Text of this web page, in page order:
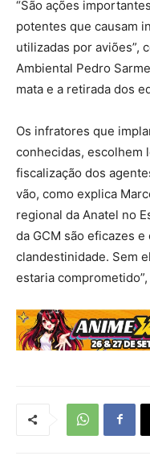
“São ações
potentes que causam
utilizadas por aviões”,
Ambiental Pedro
mata e a retirada dos
Os infratores que
conhecidas, escolhem
fiscalização dos
vão, como explica
regional da Anatel no
da GCM são eficazes
clandestinidade. Sem
estaria